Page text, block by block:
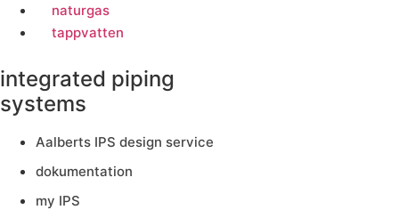
naturgas
tappvatten
integrated piping
systems
Aalberts IPS design service
dokumentation
my IPS